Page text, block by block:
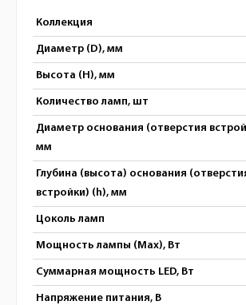
Коллекция
Диаметр (D), мм
Высота (H), мм
Количество ламп, шт
Диаметр основания (отверстия
мм
Глубина (высота) основания
встройки) (h), мм
Цоколь ламп
Мощность лампы (Max), Вт
Суммарная мощность LED, Вт
Напряжение питания, В